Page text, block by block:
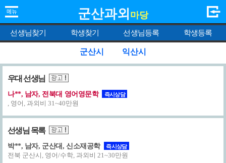
군산과외 마당
선생님찾기 학생찾기 선생님등록 학생등록
군산시 익산시
우대 선생님
나**, 남자, 전북대 영어영문학 즉시상담
, 영어, 과외비 31~40만원
선생님 목록
박**, 남자, 군산대, 신소재공학 즉시상담
전북 군산시, 영어/수학, 과외비 21~30만원